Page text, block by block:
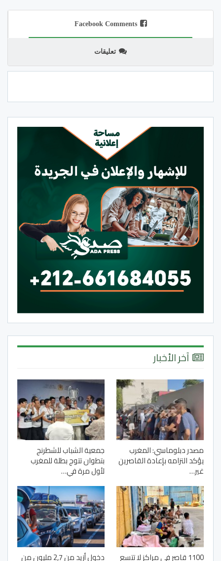
Facebook Comments
تعليقات
آخر الأخبار
مصدر دبلوماسي: المغرب
يؤكد التزامه بإعادة القاصرين
غير…
جمعية الشباب للشطرنج
بتطوان تتوج بطلة للمغرب
لأول مرة في…
1100 قاصر في مراكز لا تتسع دخول أزيد من 2,7 مليون من